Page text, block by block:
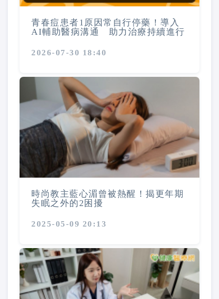
青春痘患者1原因常自行停藥！導入
AI輔助醫病溝通 助力治療持續進行
2026-07-30 18:40
時尚教主藍心湄曾被熱醒！揭更年期
失眠之外的2困擾
2025-05-09 20:13